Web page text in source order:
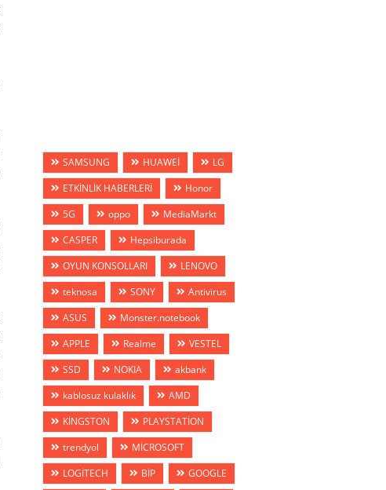
SAMSUNG HUAWEİ
LG
ETKİNLİK HABERLERİ
Honor
5G
oppo
MediaMarkt
CASPER
Hepsiburada
OYUN KONSOLLARI
LENOVO
teknosa
SONY
Antivirus
ASUS
Monster.notebook
APPLE
Realme
VESTEL
SSD
NOKIA
akbank
kablosuz kulaklık
AMD
KİNGSTON
PLAYSTATİON
trendyol
MİCROSOFT
LOGİTECH
BİP
GOOGLE